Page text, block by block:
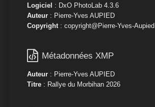
Logiciel : DxO PhotoLab 4.3.6
Auteur: Pierre-Yves AUPIED
Copyright: copyright@Pierre-Yves-Aupied
 Métadonnées XMP
Auteur: Pierre-Yves AUPIED
Titre: Rallye du Morbihan 2026